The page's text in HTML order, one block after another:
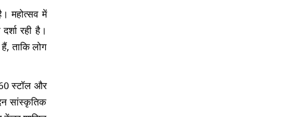
महोत्सव में
रही है।
ताकि लोग
स्टॉल और
सांस्कृतिक